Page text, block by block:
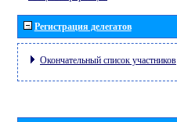
Регистрация делегатов
Окончательный список участников